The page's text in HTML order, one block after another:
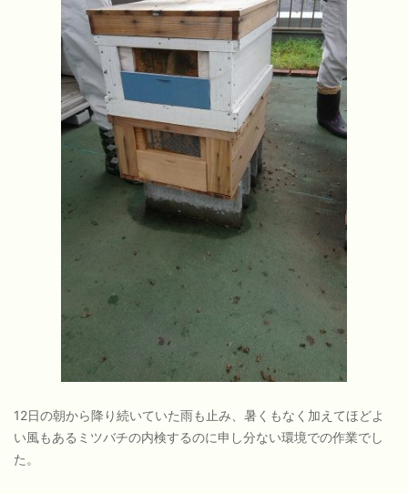
12日の朝から降り続いていた雨も止み、暑くもなく加えてほどよ
い風もあるミツバチの内検するのに申し分ない環境での作業でし
た。